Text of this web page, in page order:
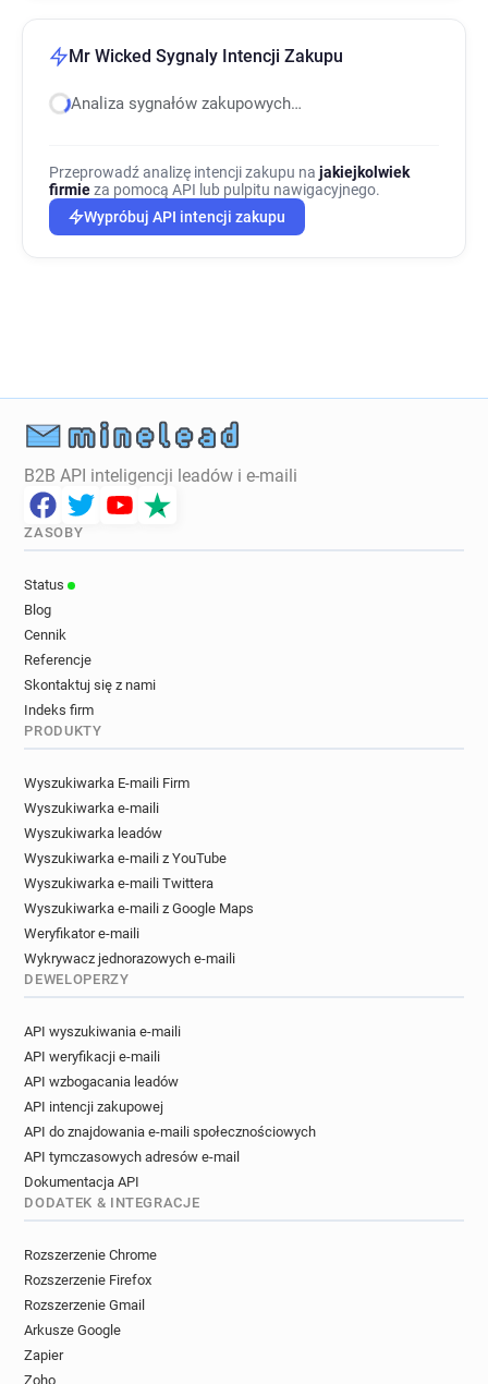
Mr Wicked Sygnaly Intencji Zakupu
Analiza sygnałów zakupowych…
Przeprowadź analizę intencji zakupu na jakiejkolwiek
firmieza pomocą API lub pulpitu nawigacyjnego.
Wypróbuj API intencji zakupu
B2B API inteligencji leadów i e-maili
ZASOBY
Status
Blog
Cennik
Referencje
Skontaktuj się z nami
Indeks firm
PRODUKTY
Wyszukiwarka E-maili Firm
Wyszukiwarka e-maili
Wyszukiwarka leadów
Wyszukiwarka e-maili z YouTube
Wyszukiwarka e-maili Twittera
Wyszukiwarka e-maili z Google Maps
Weryfikator e-maili
Wykrywacz jednorazowych e-maili
DEWELOPERZY
API wyszukiwania e-maili
API weryfikacji e-maili
API wzbogacania leadów
API intencji zakupowej
API do znajdowania e-maili społecznościowych
API tymczasowych adresów e-mail
Dokumentacja API
DODATEK & INTEGRACJE
Rozszerzenie Chrome
Rozszerzenie Firefox
Rozszerzenie Gmail
Arkusze Google
Zapier
Zoho